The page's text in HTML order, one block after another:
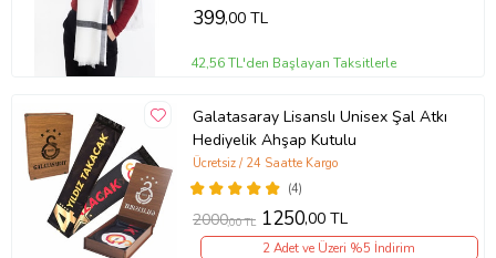
399,00 TL
42,56 TL'den Başlayan Taksitlerle
Galatasaray Lisanslı Unisex Şal Atkı
Hediyelik Ahşap Kutulu
(4)
Ücretsiz / 24 Saatte Kargo
2000,00 TL 1250,00 TL
2 Adet ve Üzeri %5 İndirim